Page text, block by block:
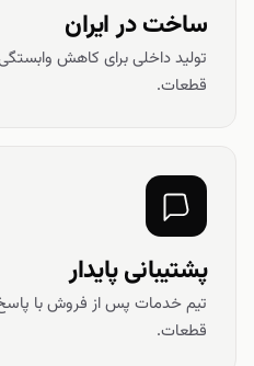
ساخت در ایران
تولید داخلی برای کاهش
قطعات.
پشتیبانی پایدار
تیم خدمات پس از فروش با
قطعات.